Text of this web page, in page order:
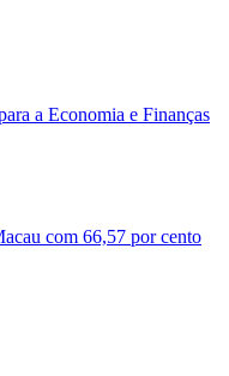
a Economia e Finanças
com 66,57 por cento